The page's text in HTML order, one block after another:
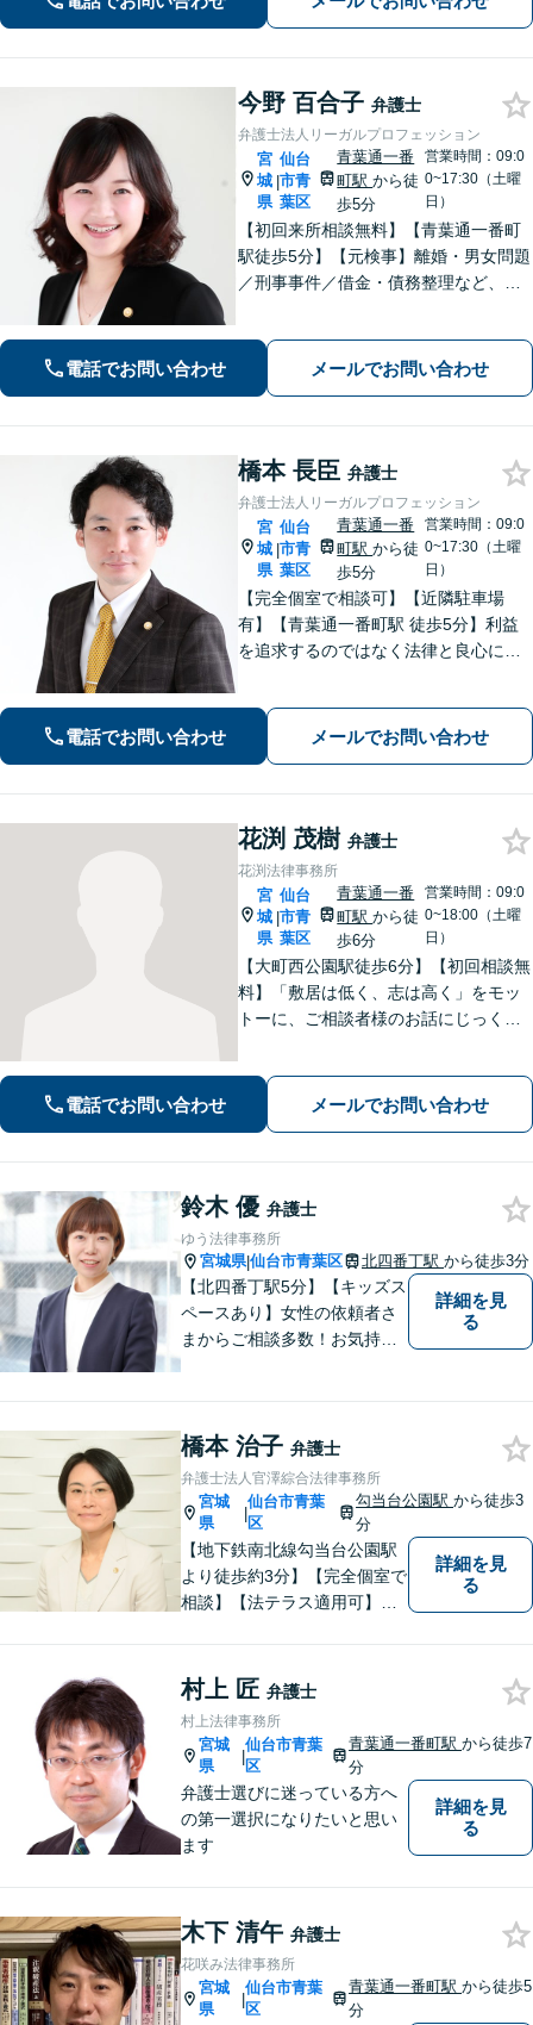
専門性の高い弁護士が寄り添い解決を
今野 百合子 弁護士
弁護士法人リーガルプロフェッション
宮
城
県
|
仙台
市青
葉区
青葉通一番
町駅から徒
歩5分
営業時間：09:0
0~17:30（土曜
日）
【初回来所相談無料】【青葉通一番町
駅徒歩5分】【元検事】離婚・男女問題
／刑事事件／借金・債務整理など、あ
い、最善の解決策へと導くことを最も
重視しています。お困りの方はご相談
電話でお問い合わせ メールでお問い合わせ
橋本 長臣 弁護士
弁護士法人リーガルプロフェッション
宮
城
県
|
仙台
市青
葉区
青葉通一番
町駅から徒
歩5分
営業時間：09:0
0~17:30（土曜
日）
【完全個室で相談可】【近隣駐車場
有】【青葉通一番町駅 徒歩5分】利益
を追求するのではなく法律と良心に従
にお聞きしご要望に沿った解決をする
ように心がけています。お気軽にご相
電話でお問い合わせ メールでお問い合わせ
花渕 茂樹 弁護士
花渕法律事務所
宮
城
県
|
仙台
市青
葉区
青葉通一番
町駅から徒
歩6分
営業時間：09:0
0~18:00（土曜
日）
【大町西公園駅徒歩6分】【初回相談無
料】「敷居は低く、志は高く」をモッ
トーに、ご相談者様のお話にじっくり
と変え、未来を見据えて全力で伴走い
たします。【電話・メール・WEB相談
電話でお問い合わせ メールでお問い合わせ
鈴木 優 弁護士
ゆう法律事務所
宮城県|仙台市青葉区 北四番丁駅 から徒歩3分
【北四番丁駅5分】【キッズス
ペースあり】女性の依頼者さ
まからご相談多数！お気持ち
料請求／親権・養育費【労働
問題】マタハラなど女性特有
のトラブルに迅速に対応【初
回相談無料】
詳細を見
る
橋本 治子 弁護士
弁護士法人官澤綜合法律事務所
宮城
県
|
仙台市青葉
区
勾当台公園駅から徒歩3
分
【地下鉄南北線勾当台公園駅
より徒歩約3分】【完全個室で
相談】【法テラス適用可】ト
て暮らせるよう少しでも力に
なりたいと思っています。法
律問題でお困りの方はお気軽
にご相談ください。
詳細を見
る
村上 匠 弁護士
村上法律事務所
宮城
県
|
仙台市青葉
区
青葉通一番町駅から徒歩7
分
弁護士選びに迷っている方へ
の第一選択になりたいと思い
ます
詳細を見
る
木下 清午 弁護士
花咲み法律事務所
宮城
県
|
仙台市青葉
区
青葉通一番町駅から徒歩5
分